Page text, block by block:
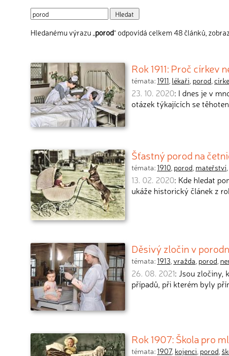
Hledanému výrazu „porod“ odpovídá celkem 48 článků,
Rok 1911: Proč církev
témata:1911, lékaři, porod,
23. 10. 2020: I dnes je v
otázek týkajících se
Šťastný porod na
témata:1910, porod, mateřství,
13. 02. 2020: Kde hledat
ukáže historický článek z
Děsivý zločin v
témata:1913,vražda, porod,
26. 08. 2021: Jsou zločiny,
případů, při kterém byly
Rok 1907: Škola pro
témata:1907, kojenci, porod,